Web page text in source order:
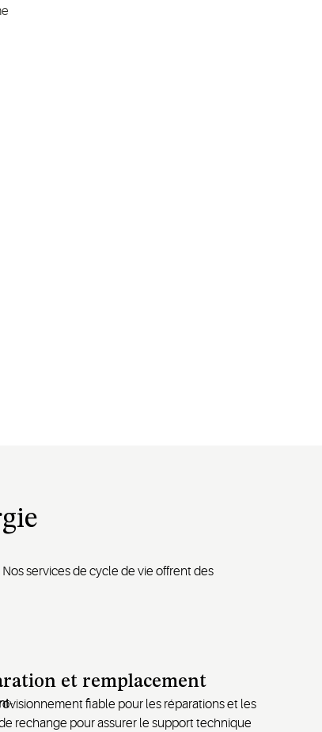
services de cycle de vie offrent des
et remplacement
fiable pour les réparations et les
rechange pour assurer le support technique